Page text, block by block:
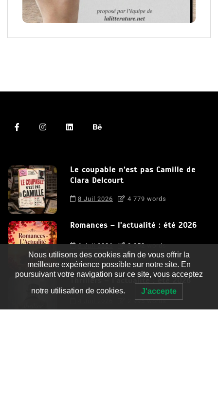
Le coupable n’est pas Camille de
Clara Delcourt
8 Juil 2026 4 779 words
Romances – l’actualité : été 2026
6 Juil 2026 3 052 words
Thrillers – l’actualité : été 2026
2 995 words
Nous utilisons des cookies afin de vous offrir la
meilleure expérience possible sur notre site. En
poursuivant votre navigation sur ce site, vous acceptez
notre utilisation de cookies. J'accepte